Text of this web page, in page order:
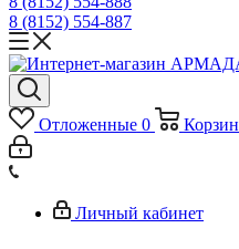
8 (8152) 554-887
Отложенные 0
Личный кабинет